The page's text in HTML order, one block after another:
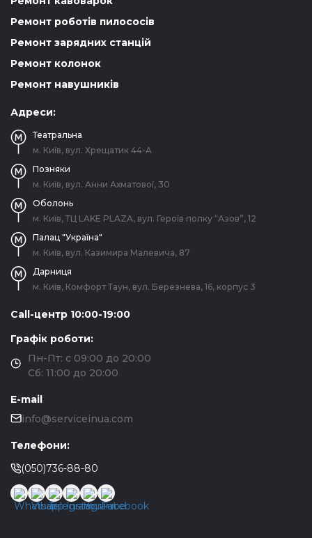
Ремонт роботів пилососів
Ремонт зарядних станцій
Ремонт колонок
Ремонт навушників
Адреси:
Театральна
м. Київ, вул. Хрещатик 44-A
Позняки
м. Київ, вул. Анни Ахматової, 30
Оболонь
м. Київ, ТЦ LAKE PLAZA, вул. Героїв полку “Азов”, 12
Палац "Україна"
м. Київ, вул. Казимира Малевича, 87
Дарниця
м. Київ, Комфорт Таун, вул. Березнева, 16, корпус 3
Call-центр 10:00-19:00
Графік роботи:
Пн-Пт: с 09:00 до 20:00
Сб: 11:00 до 20:00
E-mail
info@serviceinua.com
Телефони:
(050)736-88-80